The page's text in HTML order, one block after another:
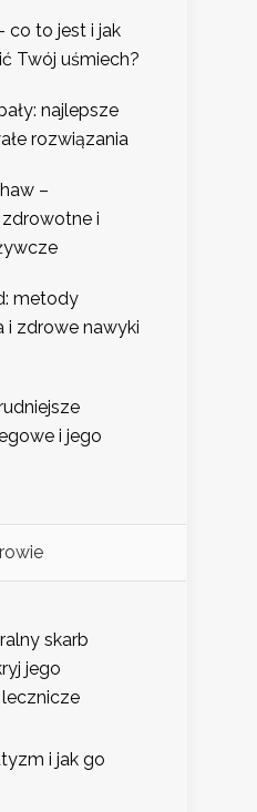
co to jest i jak
Twój uśmiech?
najlepsze
rozwiązania
–
i
metody
i zdrowe nawyki
i jego
skarb
jego
i jak go